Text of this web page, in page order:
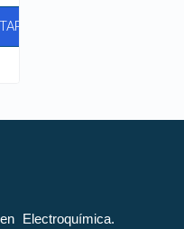
Electroquímica.